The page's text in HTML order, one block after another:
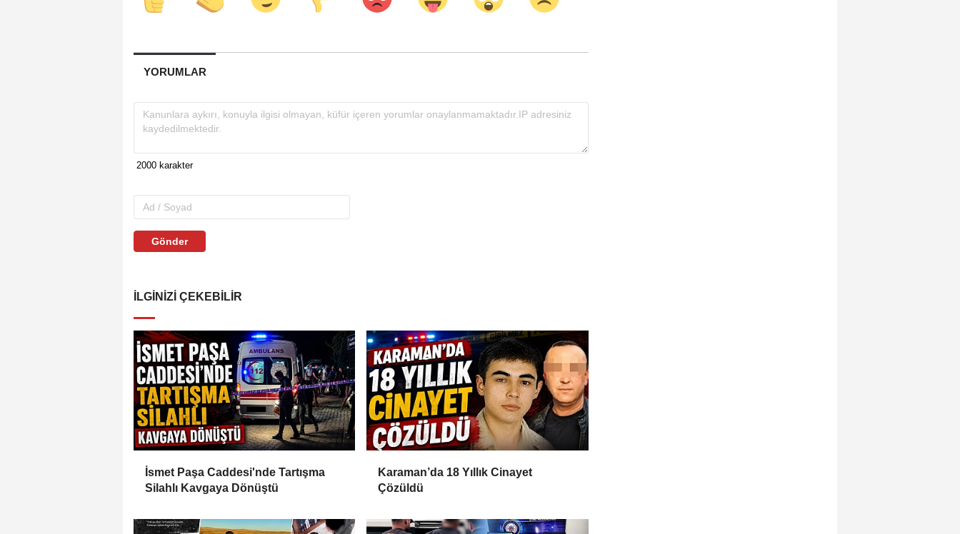
YORUMLAR
Gönder
İLGINIZI ÇEKEBILIR
İsmet Paşa Caddesi'nde Tartışma
Silahlı Kavgaya Dönüştü
Karaman’da 18 Yıllık Cinayet
Çözüldü